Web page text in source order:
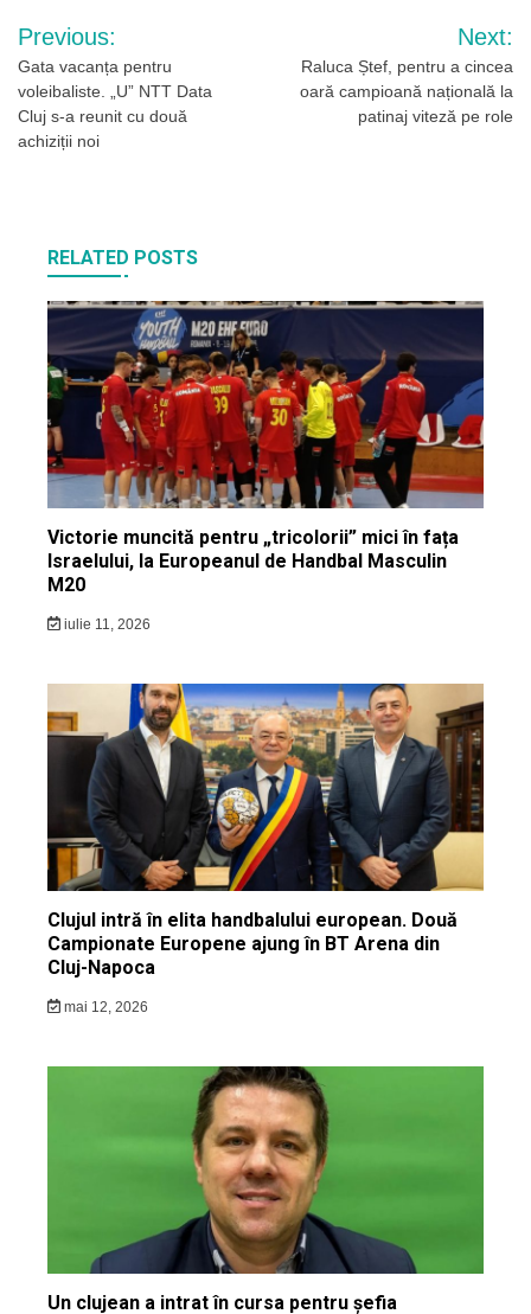
Navigare
în
articole
Previous:
Gata vacanța pentru
voleibaliste. „U” NTT Data
Cluj s-a reunit cu două
achiziții noi
Next:
Raluca Ștef, pentru a cincea
oară campioană națională la
patinaj viteză pe role
RELATED POSTS
Victorie muncită pentru „tricolorii” mici în fața
Israelului, la Europeanul de Handbal Masculin
M20
iulie 11, 2026
Clujul intră în elita handbalului european. Două
Campionate Europene ajung în BT Arena din
Cluj-Napoca
mai 12, 2026
Un clujean a intrat în cursa pentru șefia